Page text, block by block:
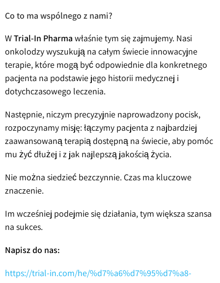
Co to ma wspólnego z nami?
WTrial-In Pharma właśnie tym się zajmujemy. Nasi
onkolodzy wyszukują na całym świecie innowacyjne
terapie, które mogą być odpowiednie dla konkretnego
pacjenta na podstawie jego historii medycznej i
dotychczasowego leczenia.
Następnie, niczym precyzyjnie naprowadzony pocisk,
rozpoczynamy misję: łączymy pacjenta z najbardziej
zaawansowaną terapią dostępną na świecie, aby pomóc
mu żyć dłużej i z jak najlepszą jakością życia.
Nie można siedzieć bezczynnie. Czas ma kluczowe
znaczenie.
Im wcześniej podejmie się działania, tym większa szansa
na sukces.
Napisz do nas:
https://trial-in.com/he/%d7%a6%d7%95%d7%a8-